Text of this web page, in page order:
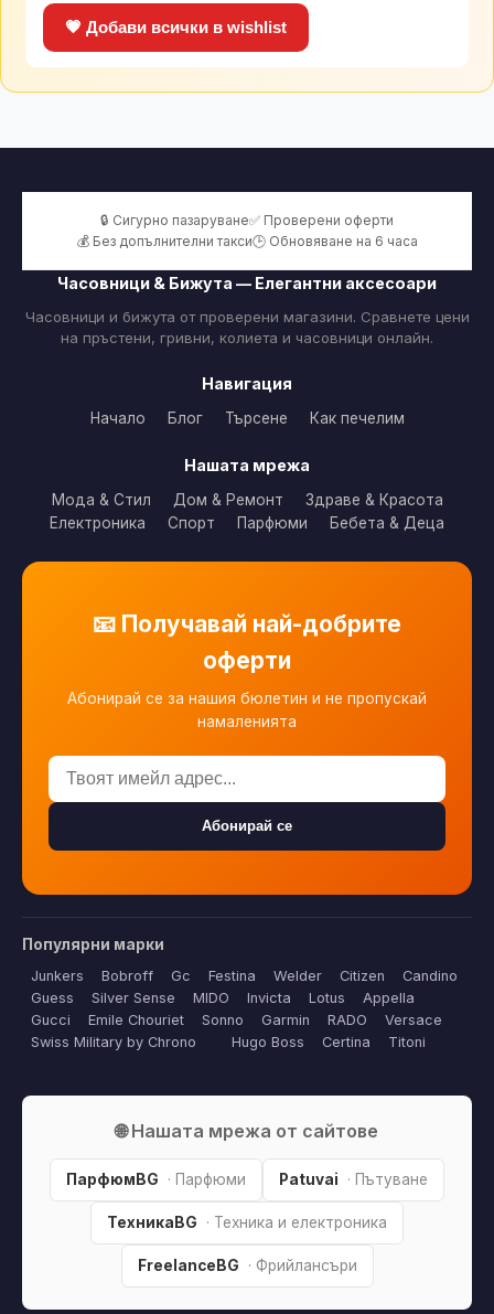
💗 Добави всички в wishlist
🔒 Сигурно пазаруване✅ Проверени оферти
💰 Без допълнителни такси🕒 Обновяване на 6 часа
Часовници & Бижута — Елегантни аксесоари
Часовници и бижута от проверени магазини. Сравнете цени
на пръстени, гривни, колиета и часовници онлайн.
Навигация
Начало Блог Търсене Как печелим
Нашата мрежа
Мода & Стил Дом & Ремонт
Здраве & Красота
Електроника
Спорт Парфюми Бебета & Деца
📧 Получавай най-добрите
оферти
Абонирай се за нашия бюлетин и не пропускай
намаленията
Абонирай се
Популярни марки
Junkers Bobroff Gc Festina Welder Citizen
Candino
Guess
Silver Sense MIDO Invicta Lotus
Appella
Gucci
Emile Chouriet Sonno Garmin RADO
Versace
Swiss Military by Chrono
Hugo Boss Certina Titoni
🌐 Нашата мрежа от сайтове
ПарфюмBG · Парфюми Patuvai · Пътуване
ТехникаBG · Техника и електроника
FreelanceBG · Фрийлансъри